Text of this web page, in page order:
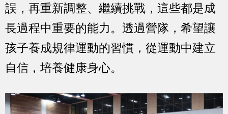
誤，再重新調整、繼續挑戰，這些都是成
長過程中重要的能力。透過營隊，希望讓
孩子養成規律運動的習慣，從運動中建立
自信，培養健康身心。